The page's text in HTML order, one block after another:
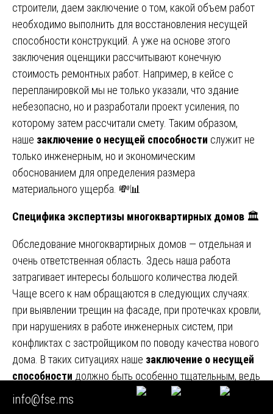
строители, даем заключение о том, какой объем работ
необходимо выполнить для восстановления несущей
способности конструкций. А уже на основе этого
заключения оценщики рассчитывают конечную
стоимость ремонтных работ. Например, в кейсе с
перепланировкой мы не только указали, что здание
небезопасно, но и разработали проект усиления, по
которому затем рассчитали смету. Таким образом,
наше заключение о несущей способности служит не
только инженерным, но и экономическим
обоснованием для определения размера
материального ущерба. 💸📊
Специфика экспертизы многоквартирных домов 🏛️
Обследование многоквартирных домов — отдельная и
очень ответственная область. Здесь наша работа
затрагивает интересы большого количества людей.
Чаще всего к нам обращаются в следующих случаях:
при выявлении трещин на фасаде, при протечках кровли,
при нарушениях в работе инженерных систем, при
конфликтах с застройщиком по поводу качества нового
дома. В таких ситуациях наше заключение о несущей
способности должно быть особенно тщательным, ведь
от него зависит безопасность проживания десятков
семей. Методы работы те же — осмотр, замеры,
info@fse.ms